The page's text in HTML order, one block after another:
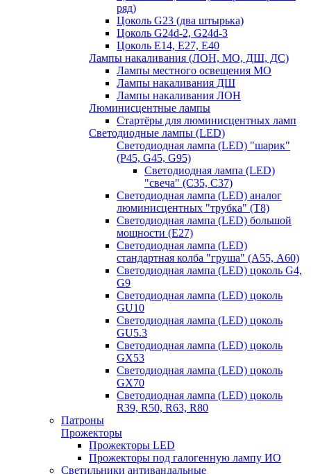
ряд)
Цоколь G23 (два штырька)
Цоколь G24d-2, G24d-3
Цоколь Е14, Е27, Е40
Лампы накаливания (ЛОН, МО, ДШ, ДС)
Лампы местного освещения МО
Лампы накаливания ДШ
Лампы накаливания ЛОН
Люминисцентные лампы
Стартёры для люминисцентных ламп
Светодиодные лампы (LED)
Светодиодная лампа (LED) "шарик"
(P45, G45, G95)
Светодиодная лампа (LED)
"свеча" (С35, С37)
Светодиодная лампа (LED) аналог
люминисцентных "трубка" (T8)
Светодиодная лампа (LED) большой
мощности (Е27)
Светодиодная лампа (LED)
стандартная колба "груша" (А55, А60)
Светодиодная лампа (LED) цоколь G4,
G9
Светодиодная лампа (LED) цоколь
GU10
Светодиодная лампа (LED) цоколь
GU5.3
Светодиодная лампа (LED) цоколь
GX53
Светодиодная лампа (LED) цоколь
GX70
Светодиодная лампа (LED) цоколь
R39, R50, R63, R80
Патроны
Прожекторы
Прожекторы LED
Прожекторы под галогенную лампу ИО
Светильники антивандальные